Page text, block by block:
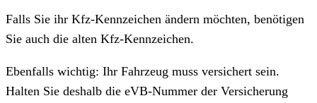
Falls Sie ihr Kfz-Kennzeichen ändern möchten, benötigen
Sie auch die alten Kfz-Kennzeichen.
Ebenfalls wichtig: Ihr Fahrzeug muss versichert sein.
Halten Sie deshalb die eVB-Nummer der Versicherung